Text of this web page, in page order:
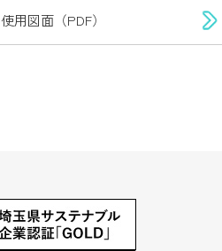
使用図面（PDF）